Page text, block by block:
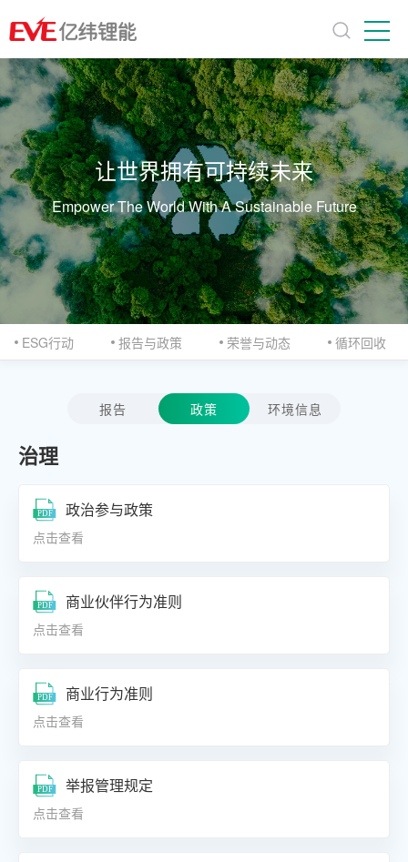
让世界拥有可持续未来
Empower The World With A Sustainable Future
ESG行动 报告与政策 荣誉与动态 循环回收
报告 政策 环境信息
治理
政治参与政策
点击查看
商业伙伴行为准则
点击查看
商业行为准则
点击查看
举报管理规定
点击查看